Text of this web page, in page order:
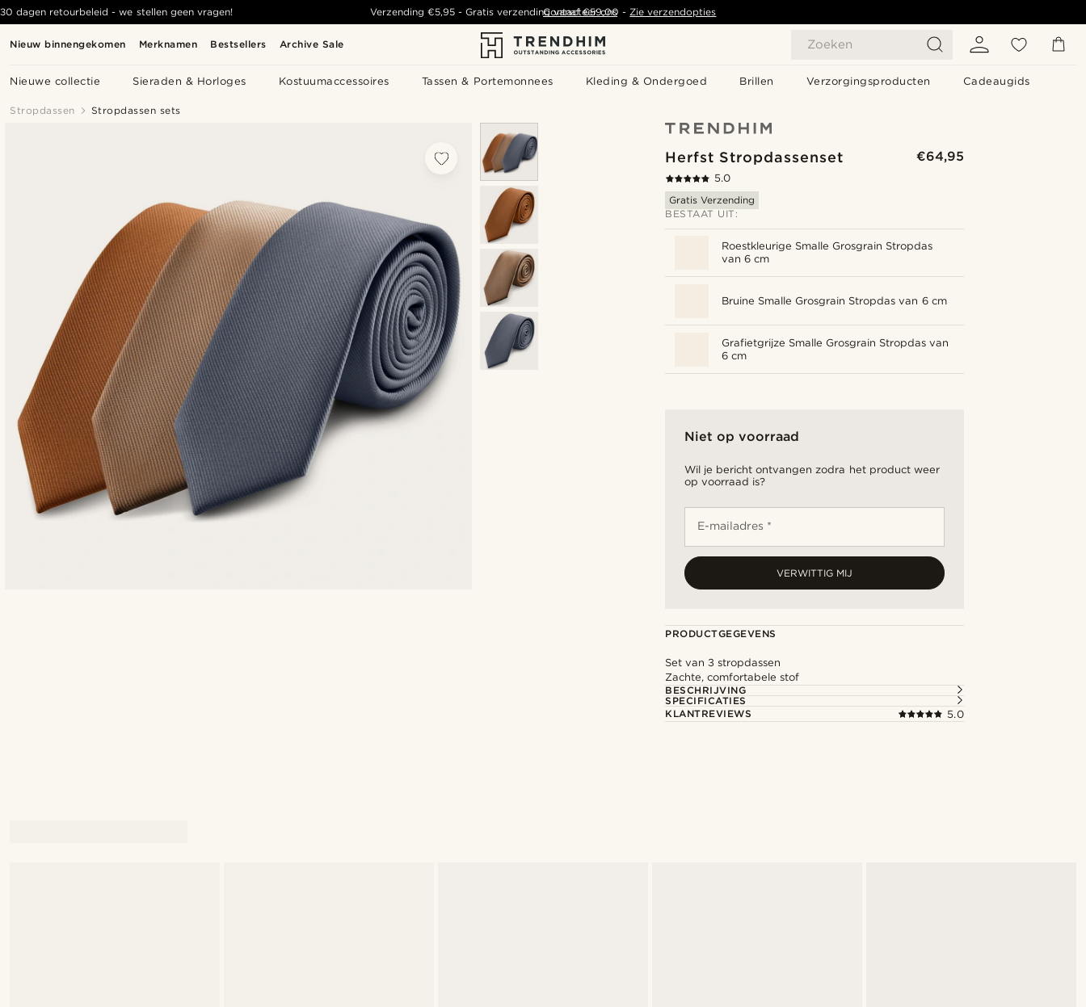
Nieuw binnengekomen Merknamen Bestsellers Archive Sale Zoeken
Nieuwe collectie Sieraden & Horloges Kostuumaccessoires Tassen & Portemonnees Kleding & Ondergoed Brillen Verzorgingsproducten Cadeaugids
30 dagen retourbeleid - we stellen geen vragen! Verzending €5,95- Gratis verzending vanaf€59,00 -Zie verzendopties
Contacteer ons
Stropdassen Stropdassen sets
Herfst Stropdassenset €64,95
5.0
Gratis Verzending
BESTAAT UIT:
Roestkleurige Smalle Grosgrain Stropdas
van 6 cm
Bruine Smalle Grosgrain Stropdas van 6 cm
Grafietgrijze Smalle Grosgrain Stropdas van
6 cm
Niet op voorraad
Wil je bericht ontvangen zodra het product weer
op voorraad is?
E-mailadres *
VERWITTIG MIJ
PRODUCTGEGEVENS
Set van 3 stropdassen
Zachte, comfortabele stof
BESCHRIJVING
SPECIFICATIES
KLANTREVIEWS
5.0